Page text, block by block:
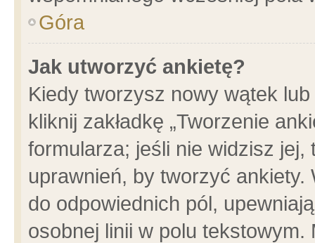
Góra
Jak utworzyć ankietę?
Kiedy tworzysz nowy wątek
kliknij zakładkę „Tworzenie
formularza; jeśli nie widzisz
uprawnień, by tworzyć ankiety.
do odpowiednich pól,
osobnej linii w polu